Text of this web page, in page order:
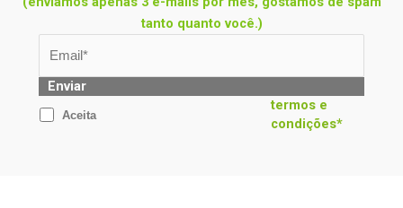
tanto quanto você.)
Enviar
Aceita
termos e
condições*